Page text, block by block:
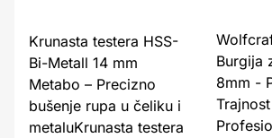
Krunasta testera HSS-
Bi-Metall 14 mm
Metabo – Precizno
bušenje rupa u čeliku i
metaluKrunasta testera
Burgija
8mm -